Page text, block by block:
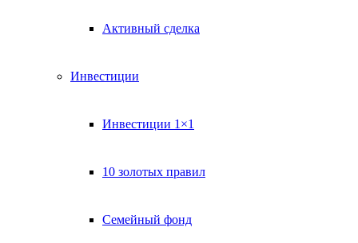
Активный сделка
Инвестиции
Инвестиции 1×1
10 золотых правил
Семейный фонд